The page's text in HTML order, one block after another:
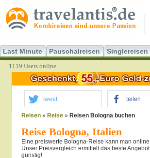
Last Minute Pauschalreisen Singlereisen
1119 Users online
tweet teilen
Reisen » Reise » Reisen Bologna buchen
Reise Bologna, Italien
Eine preiswerte Bologna-Reise kann man
Unser Preisvergleich ermittelt das beste
günstig!